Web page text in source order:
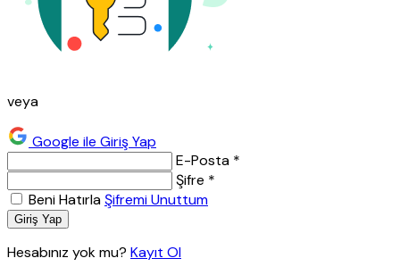
veya
Google ile Giriş Yap
E-Posta *
Şifre *
Beni HatırlaŞifremi Unuttum
Giriş Yap
Hesabınız yok mu? Kayıt Ol